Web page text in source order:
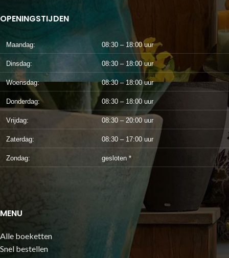
OPENINGSTIJDEN
Maandag: 08:30 – 18:00 uur
Dinsdag: 08:30 – 18:00 uur
Woensdag: 08:30 – 18:00 uur
Donderdag: 08:30 – 18:00 uur
Vrijdag: 08:30 – 20:00 uur
Zaterdag: 08:30 – 17:00 uur
Zondag: gesloten *
MENU
Alle boeketten
Snel bestellen